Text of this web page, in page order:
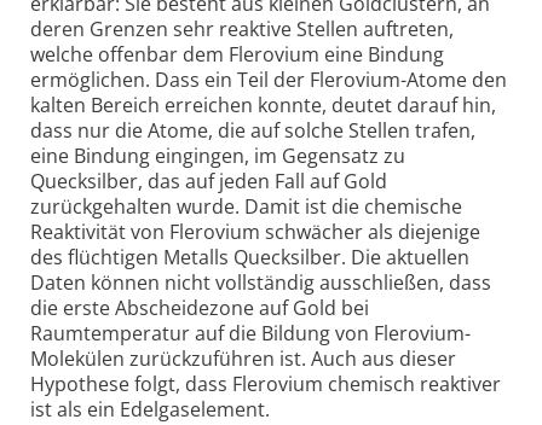
deren Grenzen sehr reaktive Stellen auftreten,
welche offenbar dem Flerovium eine Bindung
ermöglichen. Dass ein Teil der Flerovium-Atome den
kalten Bereich erreichen konnte, deutet darauf hin,
dass nur die Atome, die auf solche Stellen trafen,
eine Bindung eingingen, im Gegensatz zu
Quecksilber, das auf jeden Fall auf Gold
zurückgehalten wurde. Damit ist die chemische
Reaktivität von Flerovium schwächer als diejenige
des flüchtigen Metalls Quecksilber. Die aktuellen
Daten können nicht vollständig ausschließen, dass
die erste Abscheidezone auf Gold bei
Raumtemperatur auf die Bildung von Flerovium-
Molekülen zurückzuführen ist. Auch aus dieser
Hypothese folgt, dass Flerovium chemisch reaktiver
ist als ein Edelgaselement.